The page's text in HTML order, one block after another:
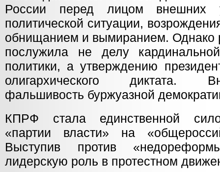
России перед лицом внешних
политической ситуации,
обнищанием и вымиранием. Однако
послужила не делу
политики, а утверждению
олигархического диктата.
фальшивость буржуазной
КПРФ стала единственной
«партии власти» на
Выступив против
лидерскую роль в протестном